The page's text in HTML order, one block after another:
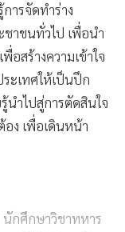
ารจัดทำร่าง
าชนทั่วไป เพื่อนำ
อสร้างความเข้าใจ
ะเทศให้เป็นปึก
นำไปสู่การตัดสินใจ
ง เพื่อเดินหน้า
กศึกษาวิชาทหาร